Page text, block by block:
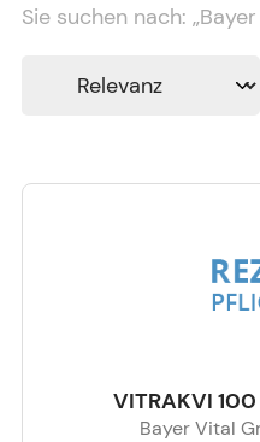
Sie suchen nach: „
VITRAKVI
Bayer Vital